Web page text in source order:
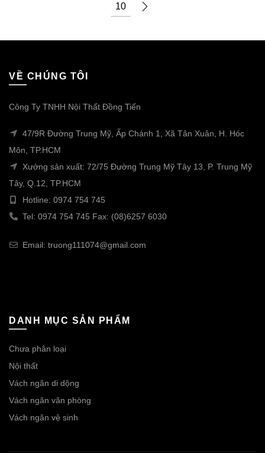
10
VỀ CHÚNG TÔI
Công Ty TNHH Nội Thất Đồng Tiến
47/9R Đường Trung Mỹ, Ấp Chánh 1, Xã Tân Xuân, H. Hóc
Môn, TP.HCM
Xưởng sản xuất: 72/75 Đường Trung Mỹ Tây 13, P. Trung Mỹ
Tây, Q.12, TP.HCM
Hotline: 0974 754 745
Tel: 0974 754 745 Fax: (08)6257 6030
Email: truong111074@gmail.com
DANH MỤC SẢN PHẨM
Chưa phân loại
Nội thất
Vách ngăn di dộng
Vách ngăn văn phòng
Vách ngăn vệ sinh